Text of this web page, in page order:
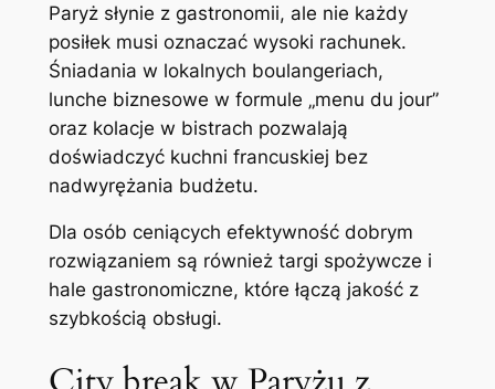
Paryż słynie z gastronomii, ale nie każdy
posiłek musi oznaczać wysoki rachunek.
Śniadania w lokalnych boulangeriach,
lunche biznesowe w formule „menu du jour”
oraz kolacje w bistrach pozwalają
doświadczyć kuchni francuskiej bez
nadwyrężania budżetu.
Dla osób ceniących efektywność dobrym
rozwiązaniem są również targi spożywcze i
hale gastronomiczne, które łączą jakość z
szybkością obsługi.